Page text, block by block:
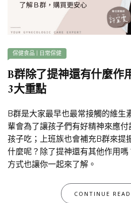
保健食品 日常保健
B群除了提神還有什麼作
3大重點
B群是大家最早也最常接觸的維生
輩會為了讓孩子們有好精神來應
孩子吃；上班族也會補充B群來提
什麼呢？除了提神還有其他作用
方式也讓你一起來了解。
CONTINUE